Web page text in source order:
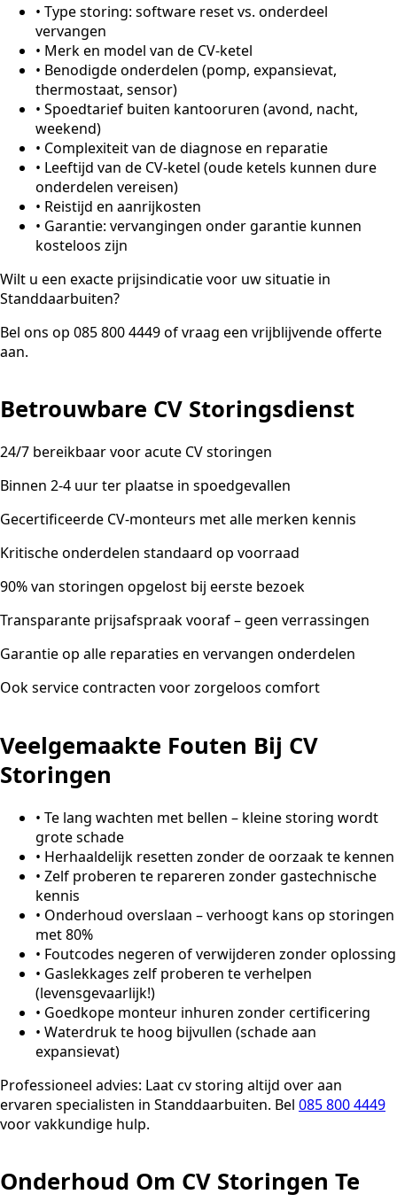
• Type storing: software reset vs. onderdeel
vervangen
• Merk en model van de CV-ketel
• Benodigde onderdelen (pomp, expansievat,
thermostaat, sensor)
• Spoedtarief buiten kantooruren (avond, nacht,
weekend)
• Complexiteit van de diagnose en reparatie
• Leeftijd van de CV-ketel (oude ketels kunnen dure
onderdelen vereisen)
• Reistijd en aanrijkosten
• Garantie: vervangingen onder garantie kunnen
kosteloos zijn
Wilt u een exacte prijsindicatie voor uw situatie in
Standdaarbuiten?
Bel ons op 085 800 4449 of vraag een vrijblijvende offerte
aan.
Betrouwbare CV Storingsdienst
24/7 bereikbaar voor acute CV storingen
Binnen 2-4 uur ter plaatse in spoedgevallen
Gecertificeerde CV-monteurs met alle merken kennis
Kritische onderdelen standaard op voorraad
90% van storingen opgelost bij eerste bezoek
Transparante prijsafspraak vooraf – geen verrassingen
Garantie op alle reparaties en vervangen onderdelen
Ook service contracten voor zorgeloos comfort
Veelgemaakte Fouten Bij CV
Storingen
• Te lang wachten met bellen – kleine storing wordt
grote schade
• Herhaaldelijk resetten zonder de oorzaak te kennen
• Zelf proberen te repareren zonder gastechnische
kennis
• Onderhoud overslaan – verhoogt kans op storingen
met 80%
• Foutcodes negeren of verwijderen zonder oplossing
• Gaslekkages zelf proberen te verhelpen
(levensgevaarlijk!)
• Goedkope monteur inhuren zonder certificering
• Waterdruk te hoog bijvullen (schade aan
expansievat)
Professioneel advies: Laat cv storing altijd over aan
ervaren specialisten in Standdaarbuiten. Bel 085 800 4449
voor vakkundige hulp.
Onderhoud Om CV Storingen Te